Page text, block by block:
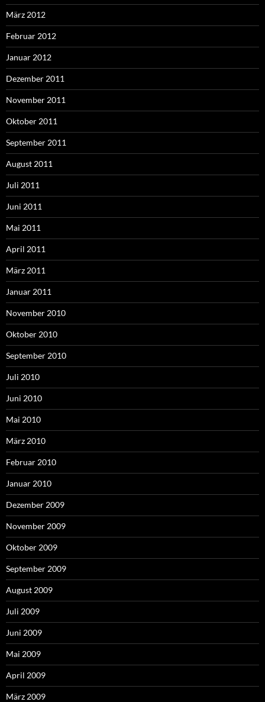
März 2012
Februar 2012
Januar 2012
Dezember 2011
November 2011
Oktober 2011
September 2011
August 2011
Juli 2011
Juni 2011
Mai 2011
April 2011
März 2011
Januar 2011
November 2010
Oktober 2010
September 2010
Juli 2010
Juni 2010
Mai 2010
März 2010
Februar 2010
Januar 2010
Dezember 2009
November 2009
Oktober 2009
September 2009
August 2009
Juli 2009
Juni 2009
Mai 2009
April 2009
März 2009